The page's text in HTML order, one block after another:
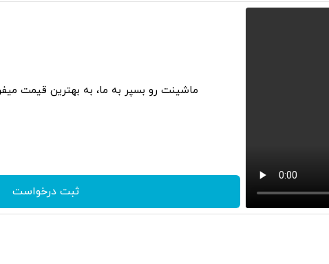
ماشینت رو بسپر به ما، به بهترین قیمت
ثبت درخواست